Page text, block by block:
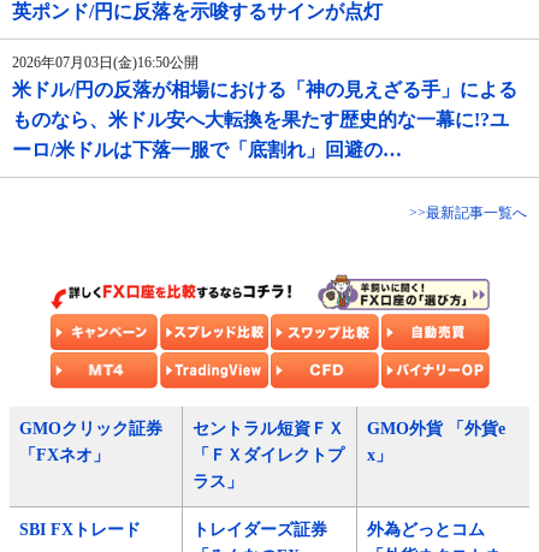
英ポンド/円に反落を示唆するサインが点灯
2026年07月03日(金)16:50公開
米ドル/円の反落が相場における「神の見えざる手」による
ものなら、米ドル安へ大転換を果たす歴史的な一幕に!?ユ
ーロ/米ドルは下落一服で「底割れ」回避の…
>>最新記事一覧へ
GMOクリック証券
「FXネオ」
セントラル短資ＦＸ
「ＦＸダイレクトプ
ラス」
GMO外貨 「外貨e
x」
SBI FXトレード
トレイダーズ証券
外為どっとコム